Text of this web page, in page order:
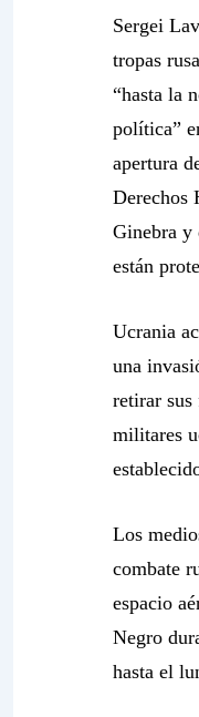
Sergei
tropas
“hasta la
política”
apertura
Derechos
Ginebra y
están
Ucrania
una
retirar sus
militares
Los
combate
espacio
Negro
hasta el